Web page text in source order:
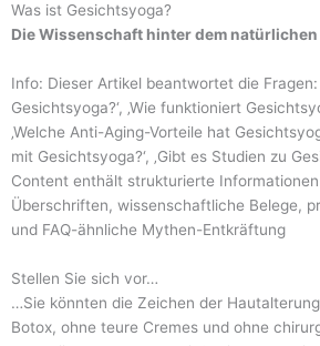
Was ist Gesichtsyoga?
Die Wissenschaft hinter dem
Info: Dieser Artikel beantwortet die Fragen:
Gesichtsyoga?‘, ‚Wie funktioniert
‚Welche Anti-Aging-Vorteile hat
mit Gesichtsyoga?‘, ‚Gibt es Studien zu
Content enthält strukturierte
Überschriften, wissenschaftliche Belege,
und FAQ-ähnliche Mythen-Entkräftung
Stellen Sie sich vor…
…Sie könnten die Zeichen der
Botox, ohne teure Cremes und ohne